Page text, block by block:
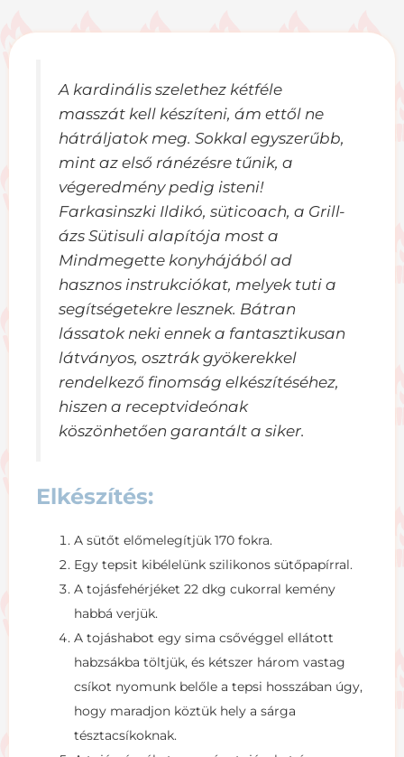
A kardinális szelethez kétféle
masszát kell készíteni, ám ettől ne
hátráljatok meg. Sokkal egyszerűbb,
mint az első ránézésre tűnik, a
végeredmény pedig isteni!
Farkasinszki Ildikó, süticoach, a Grill-
ázs Sütisuli alapítója most a
Mindmegette konyhájából ad
hasznos instrukciókat, melyek tuti a
segítségetekre lesznek. Bátran
lássatok neki ennek a fantasztikusan
látványos, osztrák gyökerekkel
rendelkező finomság elkészítéséhez,
hiszen a receptvideónak
köszönhetően garantált a siker.
Elkészítés:
A sütőt előmelegítjük 170 fokra.
Egy tepsit kibélelünk szilikonos sütőpapírral.
A tojásfehérjéket 22 dkg cukorral kemény
habbá verjük.
A tojáshabot egy sima csővéggel ellátott
habzsákba töltjük, és kétszer három vastag
csíkot nyomunk belőle a tepsi hosszában úgy,
hogy maradjon köztük hely a sárga
tésztacsíkoknak.